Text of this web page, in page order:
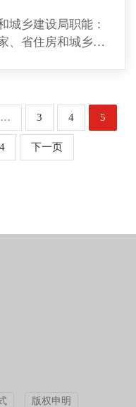
供水、燃气、公共
施、园林绿化、市
环境整治，城建监
市风景名胜区的建
。负责建设行业科
设、专业技术职称
；监督管理建筑市
各方主体行为；执
行性研究评价方
设的责任；承担建
全监管责任等。 地
州镇建始大道人防
城乡建设局职能：
、省住房和城乡建
、城镇减排等方面
章、规范性文件和
划、年度计划的拟
黄冈市黄州区体育
… 3 4 5
下一页
版权申明